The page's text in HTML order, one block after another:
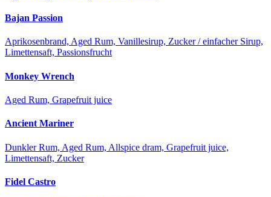
Bajan Passion
Aprikosenbrand, Aged Rum, Vanillesirup, Zucker / einfacher Sirup,
Limettensaft, Passionsfrucht
Monkey Wrench
Aged Rum, Grapefruit juice
Ancient Mariner
Dunkler Rum, Aged Rum, Allspice dram, Grapefruit juice,
Limettensaft, Zucker
Fidel Castro